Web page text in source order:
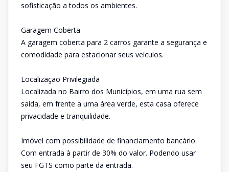
sofisticação a todos os ambientes.
Garagem Coberta
A garagem coberta para 2 carros garante a segurança e
comodidade para estacionar seus veículos.
Localização Privilegiada
Localizada no Bairro dos Municípios, em uma rua sem
saída, em frente a uma área verde, esta casa oferece
privacidade e tranquilidade.
Imóvel com possibilidade de financiamento bancário.
Com entrada à partir de 30% do valor. Podendo usar
seu FGTS como parte da entrada.